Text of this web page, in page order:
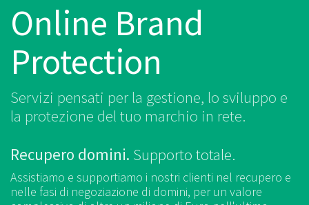
Online Brand
Protection
Servizi pensati per la gestione, lo sviluppo e
la protezione del tuo marchio in rete.
Recupero domini. Supporto totale.
Assistiamo e supportiamo i nostri clienti nel recupero e
nelle fasi di negoziazione di domini, per un valore